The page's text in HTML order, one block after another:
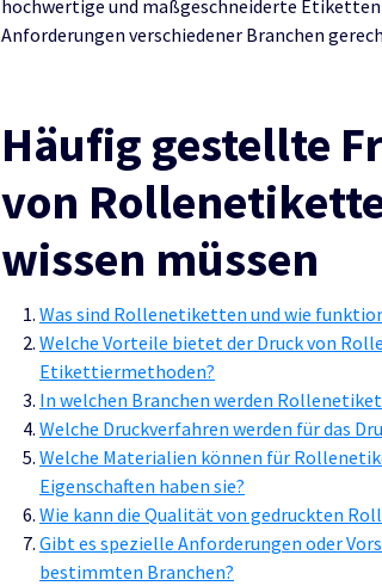
hochwertige und maßgeschneiderte
Anforderungen verschiedener Branchen
Häufig gestellte
von
wissen müssen
Was sind Rollenetiketten und wie
Welche Vorteile bietet der Druck von
Etikettiermethoden?
In welchen Branchen werden
Welche Druckverfahren werden für das
Welche Materialien können für
Eigenschaften haben sie?
Wie kann die Qualität von gedruckten
Gibt es spezielle Anforderungen oder
bestimmten Branchen?